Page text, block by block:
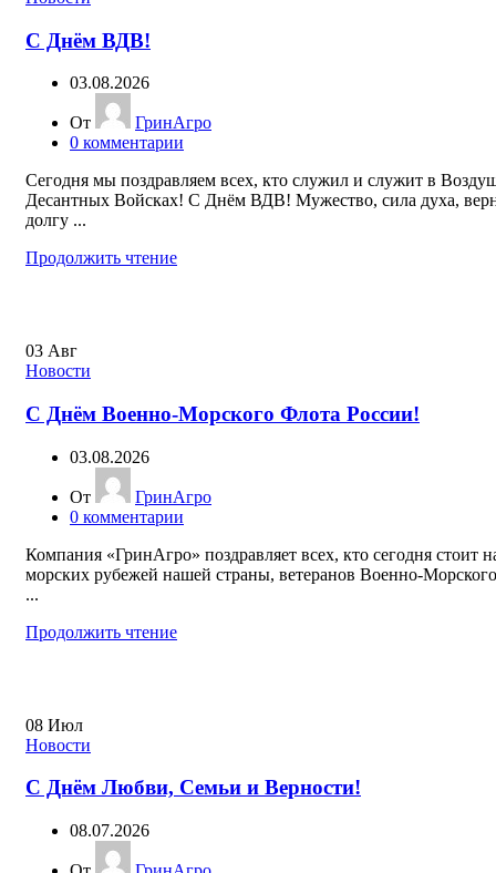
С Днём ВДВ!
03.08.2026
От
ГринАгро
0 комментарии
Сегодня мы поздравляем всех, кто служил и служит в
Десантных Войсках! С Днём ВДВ! Мужество, сила духа,
долгу ...
Продолжить чтение
03 Авг
Новости
С Днём Военно-Морского Флота России!
03.08.2026
От
ГринАгро
0 комментарии
Компания «ГринАгро» поздравляет всех, кто сегодня стоит
морских рубежей нашей страны, ветеранов Военно-
...
Продолжить чтение
08 Июл
Новости
С Днём Любви, Семьи и Верности!
08.07.2026